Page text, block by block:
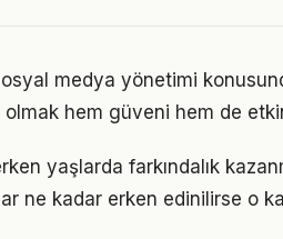
medya yönetimi
hem güveni hem de
yaşlarda farkındalık
ne kadar erken edinilirse o